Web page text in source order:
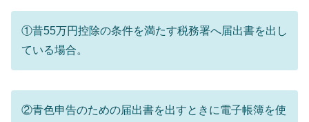
①昔55万円控除の条件を満たす税務署へ届出書を出し
ている場合。
②青色申告のための届出書を出すときに電子帳簿を使